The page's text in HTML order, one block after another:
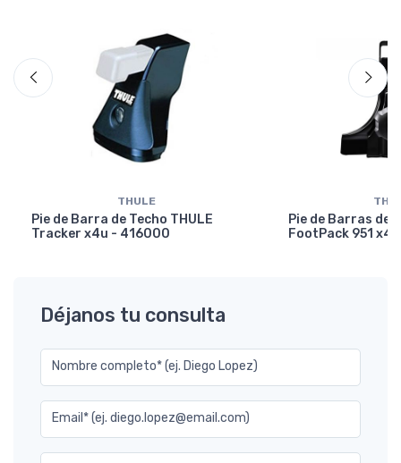
THULE
Pie de Barra de Techo THULE
Tracker x4u - 416000
Pie de Barras de
FootPack 951
Déjanos tu consulta
Nombre completo* (ej. Diego Lopez)
Email* (ej. diego.lopez@email.com)